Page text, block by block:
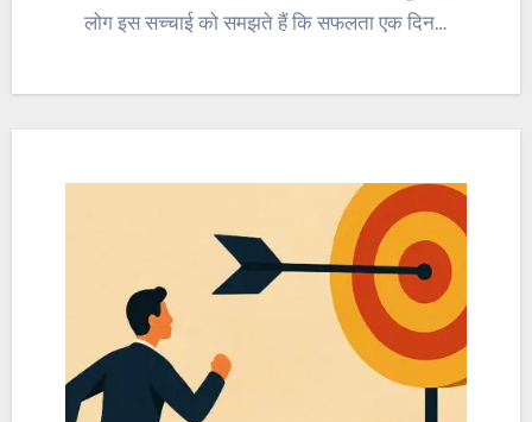
लोग इस सच्चाई को समझते हैं कि सफलता एक दिन…